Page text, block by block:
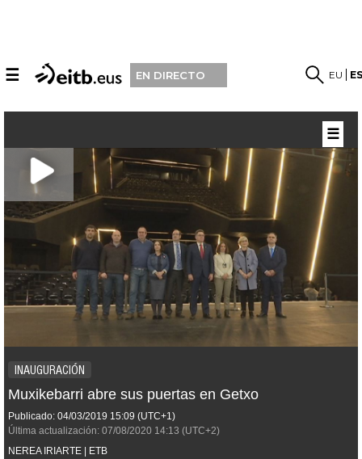
☰ EN DIRECTO EU
INAUGURACIÓN
Muxikebarri abre sus puertas en Getxo
Publicado: 04/03/2019 15:09 (UTC+1)
Última actualización: 07/08/2020 14:13 (UTC+2)
NEREA IRIARTE | ETB
☰